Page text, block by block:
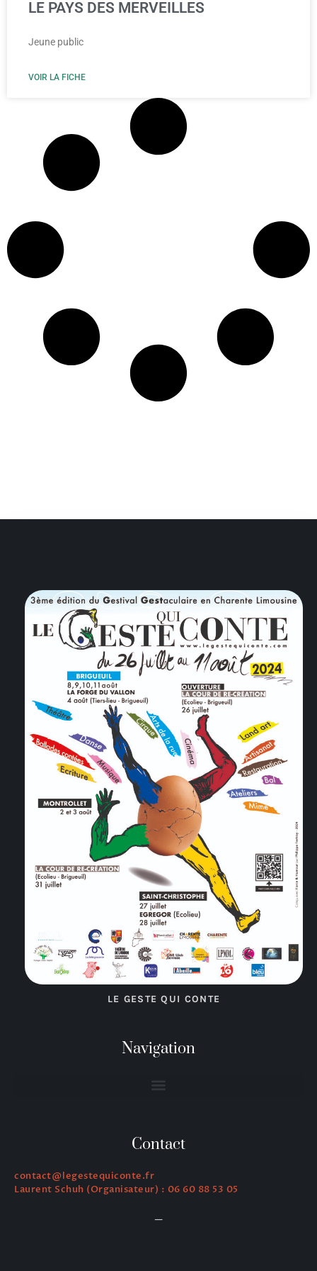
LE PAYS DES MERVEILLES
Jeune public
VOIR LA FICHE
LE GESTE QUI CONTE
Navigation
Contact
contact@legestequiconte.fr
Laurent Schuh (Organisateur) : 06 60 88 53 05
—